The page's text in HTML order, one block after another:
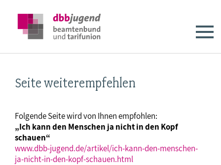
Seite weiterempfehlen
Folgende Seite wird von Ihnen empfohlen:
„Ich kann den Menschen ja nicht in den Kopf
schauen“
www.dbb-jugend.de/artikel/ich-kann-den-menschen-
ja-nicht-in-den-kopf-schauen.html